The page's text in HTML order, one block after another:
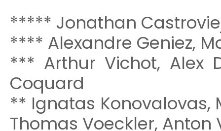
***** Jonathan
**** Alexandre Geniez,
*** Arthur Vichot, Alex
Coquard
** Ignatas Konovalovas,
Thomas Voeckler, Anton